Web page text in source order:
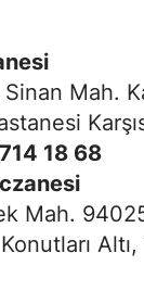
Mah.
18 68
Mah.